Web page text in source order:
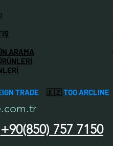
ARAMA
TRADE 🇰🇿 TOO ARCLINE
+90(850) 757 7150